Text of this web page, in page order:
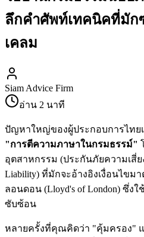
ลึกคำศัพท์เทคนิคที่มัก
เคลม
Siam Advice Firm
อ่าน 2 นาที
ปัญหาใหญ่ของผู้ประกอบการไทย
"การตีความภาษาในกรมธรรม์"
อุตสาหกรรม (ประกันภัยความเสี่
Liability) ที่มักจะอ้างอิงเงื่อนไขม
ลอนดอน (Lloyd's of London) ซึ่
ซับซ้อน
หลายครั้งที่คุณคิดว่า "คุ้มครอง"